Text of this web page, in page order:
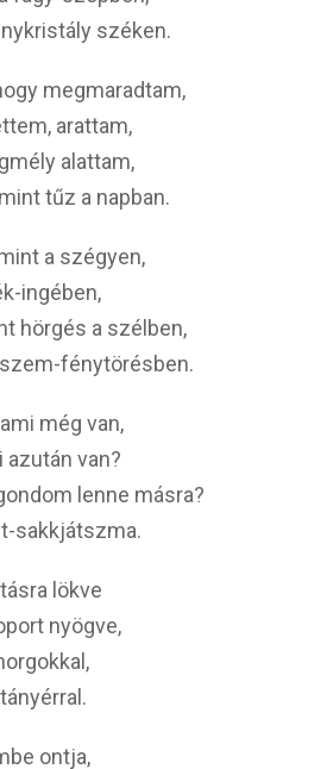
széken.
megmaradtam,
arattam,
alattam,
tűz a napban.
a szégyen,
ingében,
hörgés a szélben,
fénytörésben.
még van,
van?
lenne másra?
sakkjátszma.
lökve
nyögve,
ontja,